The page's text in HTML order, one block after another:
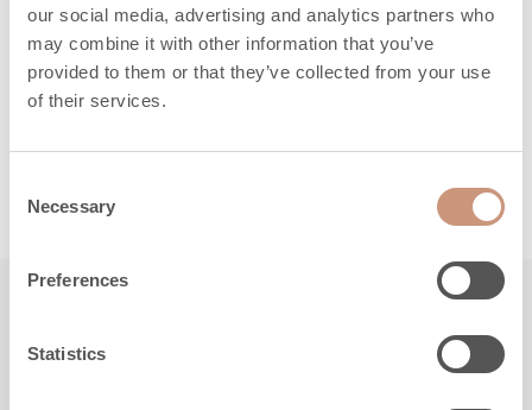
our social media, advertising and analytics partners who
may combine it with other information that you’ve
provided to them or that they’ve collected from your use
of their services.
Selection
Necessary
Preferences
Statistics
optimale Verbrennung, niedrige
Emissionen und hohe Effizienz.
Benutzerfreundlichkeit und
Vordergrund.
Besuchen Sie auch